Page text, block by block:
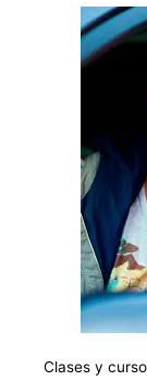
Clases y